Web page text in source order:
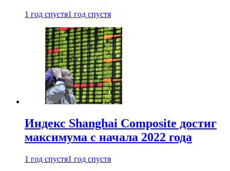
1 год спустя1 год спустя
Индекс Shanghai Composite достиг
максимума с начала 2022 года
1 год спустя1 год спустя